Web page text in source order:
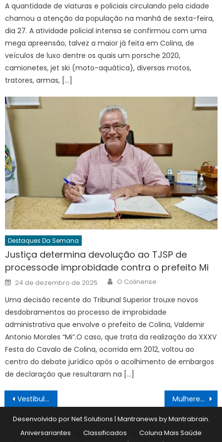
A quantidade de viaturas e policiais circulando pela cidade
chamou a atenção da população na manhã de sexta-feira,
dia 27. A atividade policial intensa se confirmou com uma
mega apreensão, talvez a maior já feita em Colina, de
veículos de luxo dentre os quais um porsche 2020,
camionetes, jet ski (moto-aquática), diversas motos,
tratores, armas, […]
Destaques Da Semana
Justiça determina devolução ao TJSP de
processode improbidade contra o prefeito Mi
Posted
on
24 de dezembro de 2025 Author
O Colinense
Uma decisão recente do Tribunal Superior trouxe novos
desdobramentos ao processo de improbidade
administrativa que envolve o prefeito de Colina, Valdemir
Antonio Morales “Mi”.O caso, que trata da realização da XXXV
Festa do Cavalo de Colina, ocorrida em 2012, voltou ao
centro do debate jurídico após o acolhimento de embargos
de declaração que resultaram na […]
Navegação
de
Post
Vestibulinho tem 222 inscritos Mulheres são abandonadas em rodovia por motorista e prefeitura apura os fatos
Desenvolvido por Net Solutions | Mantranews byMantrabrain.
Aniversariantes
Classificados
Coluna Mais Saúde